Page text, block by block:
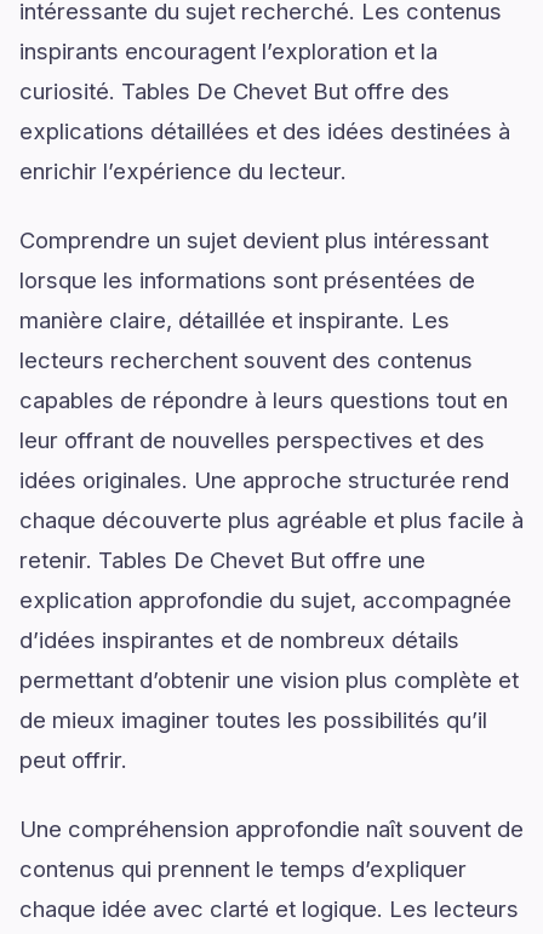
intéressante du sujet recherché. Les contenus
inspirants encouragent l’exploration et la
curiosité. Tables De Chevet But offre des
explications détaillées et des idées destinées à
enrichir l’expérience du lecteur.
Comprendre un sujet devient plus intéressant
lorsque les informations sont présentées de
manière claire, détaillée et inspirante. Les
lecteurs recherchent souvent des contenus
capables de répondre à leurs questions tout en
leur offrant de nouvelles perspectives et des
idées originales. Une approche structurée rend
chaque découverte plus agréable et plus facile à
retenir. Tables De Chevet But offre une
explication approfondie du sujet, accompagnée
d’idées inspirantes et de nombreux détails
permettant d’obtenir une vision plus complète et
de mieux imaginer toutes les possibilités qu’il
peut offrir.
Une compréhension approfondie naît souvent de
contenus qui prennent le temps d’expliquer
chaque idée avec clarté et logique. Les lecteurs